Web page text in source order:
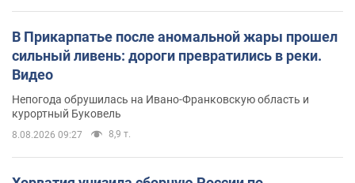
В Прикарпатье после аномальной жары прошел
сильный ливень: дороги превратились в реки.
Видео
Непогода обрушилась на Ивано-Франковскую область и
курортный Буковель
8.08.2026 09:27 8,9 т.